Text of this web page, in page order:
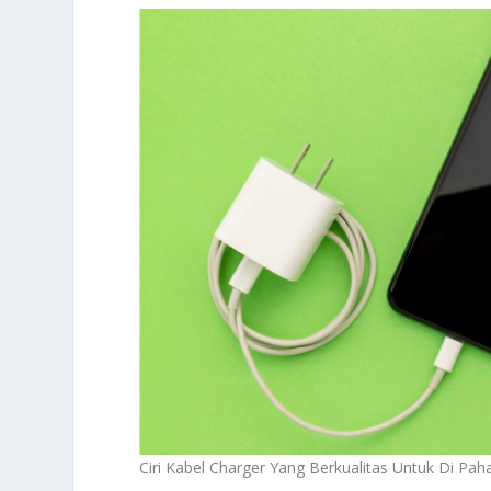
Ciri Kabel Charger Yang Berkualitas Untuk Di